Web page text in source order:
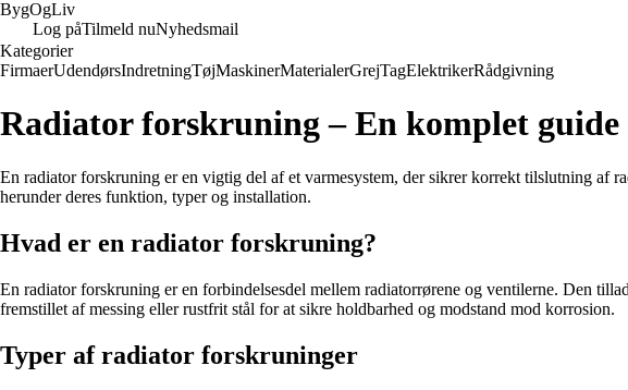
BygOgLiv
Log påTilmeld nuNyhedsmail
Kategorier
FirmaerUdendørsIndretningTøjMaskinerMaterialerGrejTagElektrikerRådgivning
Radiator forskruning – En komplet guide
En radiator forskruning er en vigtig del af et varmesystem, der sikrer korrekt tilslutning af
herunder deres funktion, typer og installation.
Hvad er en radiator forskruning?
En radiator forskruning er en forbindelsesdel mellem radiatorrørene og ventilerne. Den
fremstillet af messing eller rustfrit stål for at sikre holdbarhed og modstand mod korrosion.
Typer af radiator forskruninger